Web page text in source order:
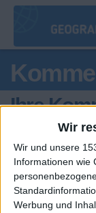
Wir
Wir und unsere
Informationen wie
Werbung und
Ihre